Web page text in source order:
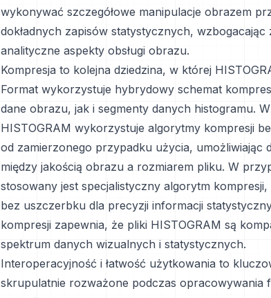
wykonywać szczegółowe manipulacje obrazem
dokładnych zapisów statystycznych,
analityczne aspekty obsługi obrazu.
Kompresja to kolejna dziedzina, w której
Format wykorzystuje hybrydowy schemat
dane obrazu, jak i segmenty danych histogramu.
HISTOGRAM wykorzystuje algorytmy kompresji
od zamierzonego przypadku użycia, umożliwiając
między jakością obrazu a rozmiarem pliku. W
stosowany jest specjalistyczny algorytm
bez uszczerbku dla precyzji informacji
kompresji zapewnia, że pliki HISTOGRAM są
spektrum danych wizualnych i statystycznych.
Interoperacyjność i łatwość użytkowania to
skrupulatnie rozważone podczas opracowywania